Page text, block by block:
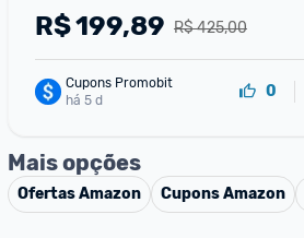
R$ 425,00
R$199,89
Cupons Promobit
há 5 d
0
Mais opções
OfertasAmazon CuponsAmazon